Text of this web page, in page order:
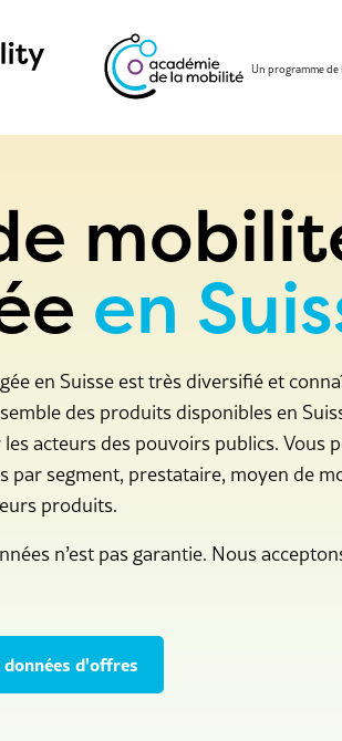
Un programme de
en
en Suisse est très diversifié et
des produits disponibles en
acteurs des pouvoirs publics. Vous
par segment, prestataire, moyen de
produits.
n’est pas garantie. Nous
données d'offres